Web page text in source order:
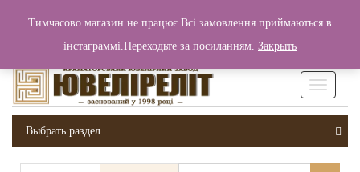
Вход / Регистрация 0 грн.
Выбрать раздел
Тимчасово магазин не працює.Всі замовлення приймаються в
інстаграммі.Переходьте за посиланням. Закрыть